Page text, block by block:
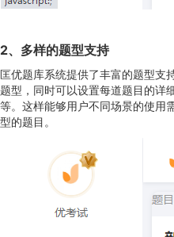
2、 多样的题型支持
匡优题库系统提供了丰富的题型支
题型，同时可以设置每道题目的详
等。这样能够用户不同场景的使用
型的题目。